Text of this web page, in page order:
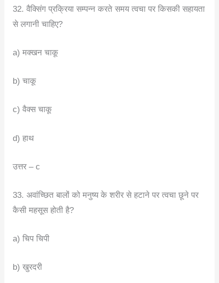
32. वैक्सिंग प्रक्रिया सम्पन्न करते समय त्वचा पर किसकी सहायता
से लगानी चाहिए?
a) मक्खन चाकू
b) चाकू
c) वैक्स चाकू
d) हाथ
उत्तर – c
33. अवांच्छित बालों को मनुष्य के शरीर से हटाने पर त्वचा छूने पर
कैसी महसूस होती है?
a) चिप चिपी
b) खुरदरी